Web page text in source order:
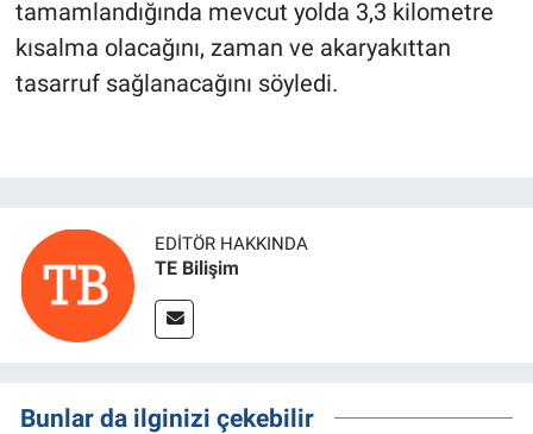
tamamlandığında mevcut yolda 3,3 kilometre
kısalma olacağını, zaman ve akaryakıttan
tasarruf sağlanacağını söyledi.
EDITÖR HAKKINDA
TE Bilişim
Bunlar da ilginizi çekebilir